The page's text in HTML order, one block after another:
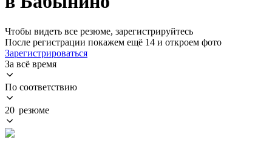
Чтобы видеть все резюме, зарегистрируйтесь
После регистрации покажем ещё 14 и откроем фото
Зарегистрироваться
За всё время
По соответствию
20 резюме